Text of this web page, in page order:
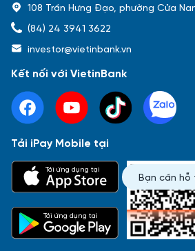
Báo cáo tài chính Thông tin
Sự kiện
Bạn cần hỗ
108 Trần Hưng Đạo, phường Cửa
(84) 24 3941 3622
investor@vietinbank.vn
Kết nối với VietinBank
Tải iPay Mobile tại
Tải ứng dụng tại
Tải ứng dụng tại